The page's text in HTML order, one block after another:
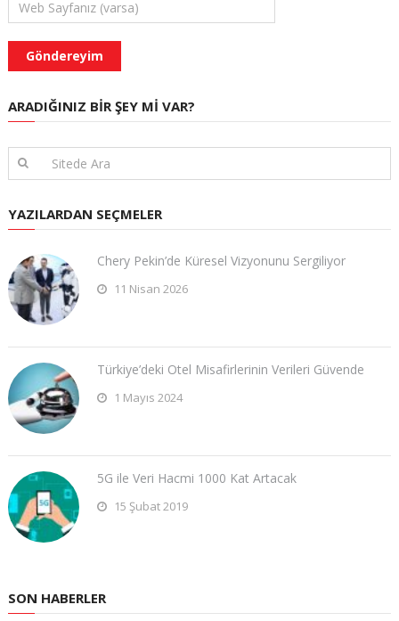
ARADIĞINIZ BIR ŞEY MI VAR?
YAZILARDAN SEÇMELER
Chery Pekin’de Küresel Vizyonunu Sergiliyor
11 Nisan 2026
Türkiye’deki Otel Misafirlerinin Verileri Güvende
1 Mayıs 2024
5G ile Veri Hacmi 1000 Kat Artacak
15 Şubat 2019
SON HABERLER